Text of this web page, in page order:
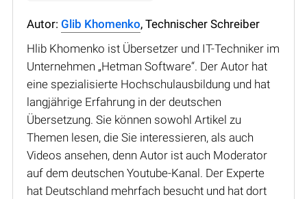
Autor: Glib Khomenko, Technischer Schreiber
Hlib Khomenko ist Übersetzer und IT-Techniker im
Unternehmen „Hetman Software“. Der Autor hat
eine spezialisierte Hochschulausbildung und hat
langjährige Erfahrung in der deutschen
Übersetzung. Sie können sowohl Artikel zu
Themen lesen, die Sie interessieren, als auch
Videos ansehen, denn Autor ist auch Moderator
auf dem deutschen Youtube-Kanal. Der Experte
hat Deutschland mehrfach besucht und hat dort